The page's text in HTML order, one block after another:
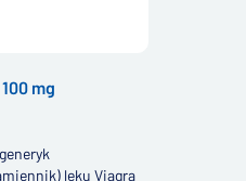
mg
leku Viagra